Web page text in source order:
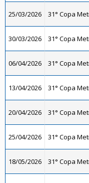
25/03/2026 31° Copa
30/03/2026 31° Copa
06/04/2026 31° Copa
13/04/2026 31° Copa
20/04/2026 31° Copa
25/04/2026 31° Copa
18/05/2026 31° Copa